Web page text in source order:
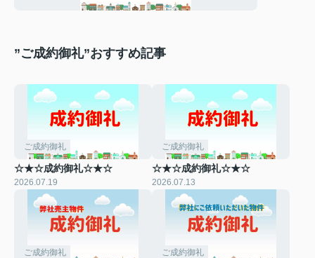
”ご成約御礼”おすすめ記事
ご成約御礼
☆★☆成約御礼☆★☆
2026.07.19
ご成約御礼
☆★☆成約御礼☆★☆
2026.07.13
ご成約御礼 ご成約御礼